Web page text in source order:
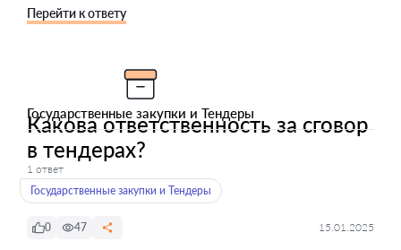
Перейти к ответу
Государственные закупки и Тендеры
Какова ответственность за сговор
в тендерах?
1 ответ
Государственные закупки и Тендеры
0 47 15.01.2025